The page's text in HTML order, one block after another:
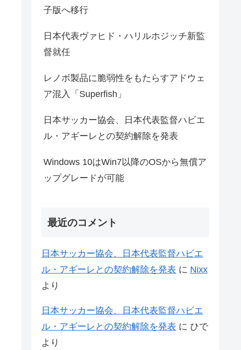
子版へ移行
日本代表ヴァヒド・ハリルホジッチ新監
督就任
レノボ製品に脆弱性をもたらすアドウェ
ア混入「Superfish」
日本サッカー協会、日本代表監督ハビエ
ル・アギーレとの契約解除を発表
Windows 10はWin7以降のOSから無償ア
ップグレードが可能
最近のコメント
日本サッカー協会、日本代表監督ハビエ
ル・アギーレとの契約解除を発表 に Nixx
より
日本サッカー協会、日本代表監督ハビエ
ル・アギーレとの契約解除を発表 に ひで
より